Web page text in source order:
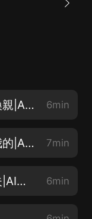
迫嫁|第一集|母親喝農藥逼我換親|AI多播 6min
迫嫁|第二集|我知道他會來救我的|AI多播 7min
迫嫁|第三集|原來不過是個懦夫|AI多播 6min